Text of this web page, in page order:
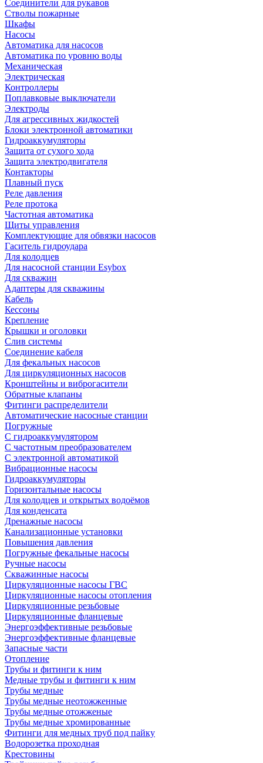
Соединители для рукавов
Стволы пожарные
Шкафы
Насосы
Автоматика для насосов
Автоматика по уровню воды
Механическая
Электрическая
Контроллеры
Поплавковые выключатели
Электроды
Для агрессивных жидкостей
Блоки электронной автоматики
Гидроаккумуляторы
Защита от сухого хода
Защита электродвигателя
Контакторы
Плавный пуск
Реле давления
Реле протока
Частотная автоматика
Щиты управления
Комплектующие для обвязки насосов
Гаситель гидроудара
Для колодцев
Для насосной станции Esybox
Для скважин
Адаптеры для скважины
Кабель
Кессоны
Крепление
Крышки и оголовки
Слив системы
Соединение кабеля
Для фекальных насосов
Для циркуляционных насосов
Кронштейны и виброгасители
Обратные клапаны
Фитинги распределители
Автоматические насосные станции
Погружные
С гидроаккумулятором
С частотным преобразователем
С электронной автоматикой
Вибрационные насосы
Гидроаккумуляторы
Горизонтальные насосы
Для колодцев и открытых водоёмов
Для конденсата
Дренажные насосы
Канализационные установки
Повышения давления
Погружные фекальные насосы
Ручные насосы
Скважинные насосы
Циркуляционные насосы ГВС
Циркуляционные насосы отопления
Циркуляционные резьбовые
Циркуляционные фланцевые
Энергоэффективные резьбовые
Энергоэффективные фланцевые
Запасные части
Отопление
Трубы и фитинги к ним
Медные трубы и фитинги к ним
Трубы медные
Трубы медные неотожженные
Трубы медные отожженые
Трубы медные хромированные
Фитинги для медных труб под пайку
Водорозетка проходная
Крестовины